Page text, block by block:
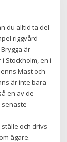
du alltid ta del
riggvård
är
Stockholm, en i
Mast och
är inte bara
en av de
senaste
och drivs
ägare.